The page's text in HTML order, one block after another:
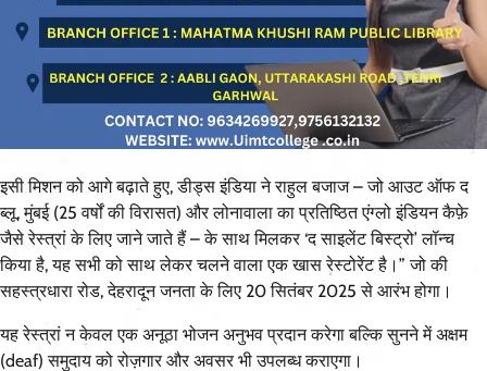
इसी मिशन को आगे बढ़ाते हुए, डीड्स इंडिया ने राहुल बजाज – जो आउट ऑफ द
ब्लू, मुंबई (25 वर्षों की विरासत) और लोनावाला का प्रतिष्ठित एंग्लो इंडियन कैफ़े
जैसे रेस्त्रां के लिए जाने जाते हैं – के साथ मिलकर ‘द साइलेंट बिस्ट्रो’ लॉन्च
किया है, यह सभी को साथ लेकर चलने वाला एक खास रेस्टोरेंट है।” जो की
सहस्त्रधारा रोड, देहरादून जनता के लिए 20 सितंबर 2025 से आरंभ होगा।
यह रेस्त्रां न केवल एक अनूठा भोजन अनुभव प्रदान करेगा बल्कि सुनने में अक्षम
(deaf) समुदाय को रोज़गार और अवसर भी उपलब्ध कराएगा।